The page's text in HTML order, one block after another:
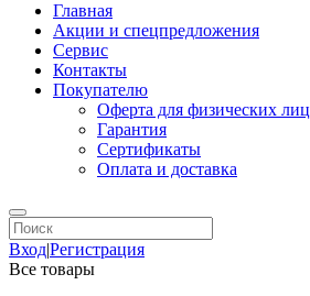
Главная
Акции и спецпредложения
Сервис
Контакты
Покупателю
Оферта для физических лиц
Гарантия
Сертификаты
Оплата и доставка
Вход|Регистрация
Все товары